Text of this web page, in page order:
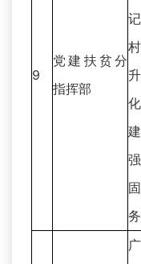
9
党建扶贫分
指挥部
务